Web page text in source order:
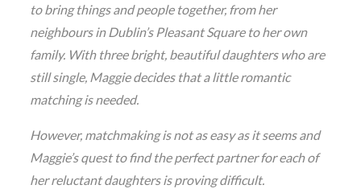
to bring things and people together, from her
neighbours in Dublin’s Pleasant Square to her own
family. With three bright, beautiful daughters who are
still single, Maggie decides that a little romantic
matching is needed.
However, matchmaking is not as easy as it seems and
Maggie’s quest to find the perfect partner for each of
her reluctant daughters is proving difficult.